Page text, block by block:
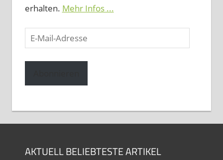
erhalten. Mehr Infos ...
E-
Mail-
Adresse
AKTUELL BELIEBTESTE ARTIKEL